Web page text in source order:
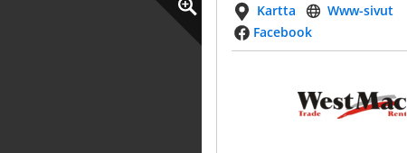
Kartta
Www-sivut
Facebook